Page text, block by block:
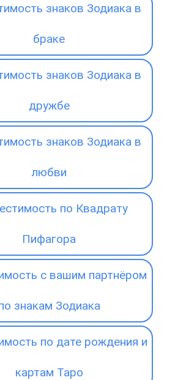
знаков Зодиака в
браке
знаков Зодиака в
дружбе
знаков Зодиака в
любви
по Квадрату
Пифагора
с вашим партнёром
знакам Зодиака
по дате рождения и
картам Таро